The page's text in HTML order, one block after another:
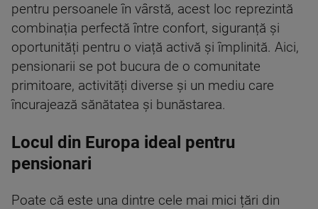
pentru persoanele în vârstă, acest loc reprezintă
combinația perfectă între confort, siguranță și
oportunități pentru o viață activă și împlinită. Aici,
pensionarii se pot bucura de o comunitate
primitoare, activități diverse și un mediu care
încurajează sănătatea și bunăstarea.
Locul din Europa ideal pentru
pensionari
Poate că este una dintre cele mai mici țări din